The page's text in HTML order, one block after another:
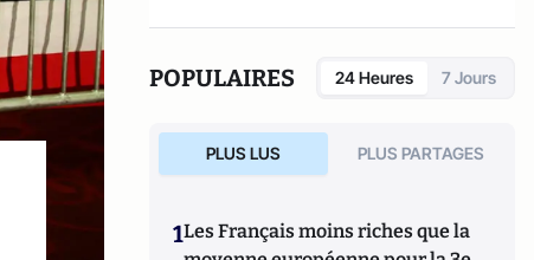
POPULAIRES 24 Heures 7 Jours
PLUS LUS PLUS PARTAGES
1Les Français moins riches que la